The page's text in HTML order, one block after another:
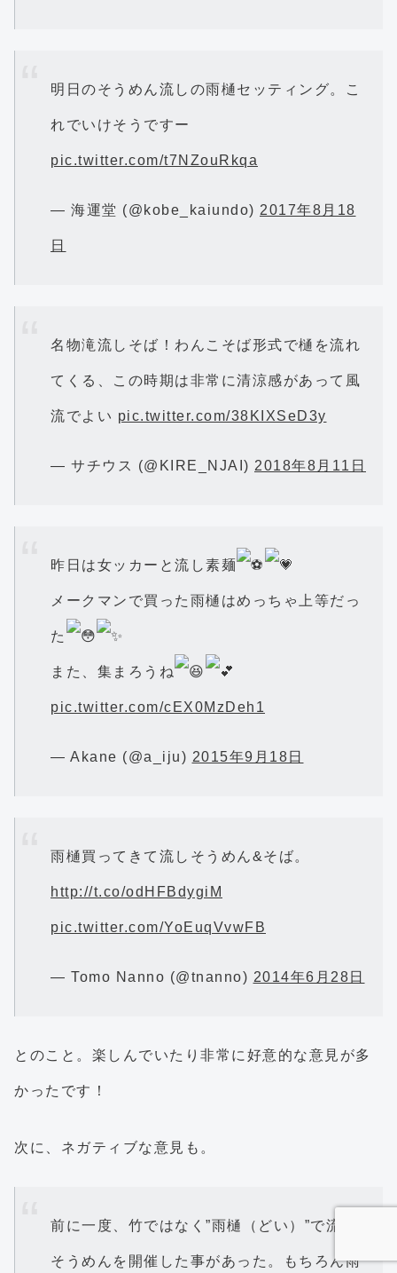
明日のそうめん流しの雨樋セッティング。こ
れでいけそうですー
pic.twitter.com/t7NZouRkqa
— 海運堂 (@kobe_kaiundo) 2017年8月18
日
名物滝流しそば！わんこそば形式で樋を流れ
てくる、この時期は非常に清涼感があって風
流でよい pic.twitter.com/38KIXSeD3y
— サチウス (@KIRE_NJAI) 2018年8月11日
昨日は女ッカーと流し素麺
メークマンで買った雨樋はめっちゃ上等だっ
た
また、集まろうね
pic.twitter.com/cEX0MzDeh1
— Akane (@a_iju) 2015年9月18日
雨樋買ってきて流しそうめん&そば。
http://t.co/odHFBdygiM
pic.twitter.com/YoEuqVvwFB
— Tomo Nanno (@tnanno) 2014年6月28日
とのこと。楽しんでいたり非常に好意的な意見が多
かったです！
次に、ネガティブな意見も。
前に一度、竹ではなく”雨樋（どい）”で流し
そうめんを開催した事があった。もちろん雨